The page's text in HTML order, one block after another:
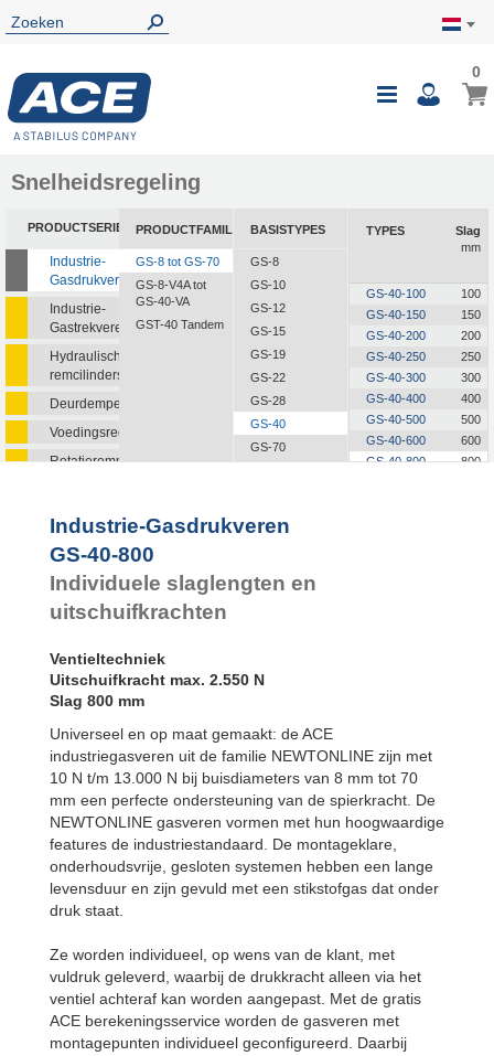
Toggle
00
Snelheidsregeling
PRODUCTSERIE
Industrie-
Gasdrukveren
Industrie-
Gastrekveren
Hydraulische
remcilinders
Deurdempers
Voedingsregelaars
Rotatieremmen
PRODUCTFAMILIE
GS-8 tot GS-70
GS-8-V4A tot
GS-40-VA
GST-40 Tandem
BASISTYPES
GS-8
GS-10
GS-12
GS-15
GS-19
GS-22
GS-28
GS-40
GS-70
TYPES
Slag
mm
GS-40-100
100
GS-40-150
150
GS-40-200
200
GS-40-250
250
GS-40-300
300
GS-40-400
400
GS-40-500
500
GS-40-600
600
GS-40-800
800
Industrie-Gasdrukveren
GS-40-800
Individuele slaglengten en
uitschuifkrachten
Ventieltechniek
Uitschuifkracht max. 2.550 N
Slag 800 mm
Universeel en op maat gemaakt: de ACE
industriegasveren uit de familie NEWTONLINE zijn met
10 N t/m 13.000 N bij buisdiameters van 8 mm tot 70
mm een perfecte ondersteuning van de spierkracht. De
NEWTONLINE gasveren vormen met hun hoogwaardige
features de industriestandaard. De montageklare,
onderhoudsvrije, gesloten systemen hebben een lange
levensduur en zijn gevuld met een stikstofgas dat onder
druk staat.
Ze worden individueel, op wens van de klant, met
vuldruk geleverd, waarbij de drukkracht alleen via het
ventiel achteraf kan worden aangepast. Met de gratis
ACE berekeningsservice worden de gasveren met
montagepunten individueel geconfigureerd. Daarbij